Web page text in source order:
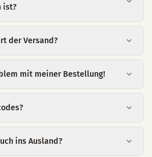
ist?
der Versand?
mit meiner Bestellung!
ins Ausland?